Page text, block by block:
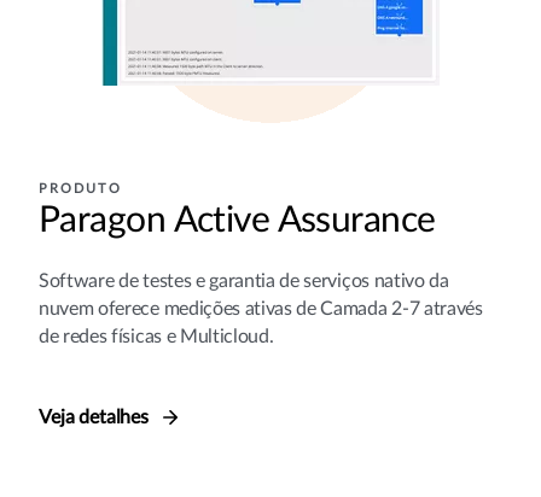
PRODUTO
Paragon Active Assurance
Software de testes e garantia de serviços nativo da
nuvem oferece medições ativas de Camada 2-7 através
de redes físicas e Multicloud.
Veja detalhes